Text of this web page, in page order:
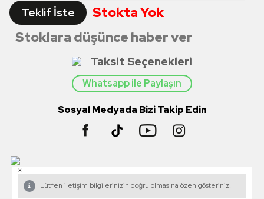
Teklif İste
Stokta Yok
Stoklara düşünce haber ver
Taksit Seçenekleri
Whatsapp ile Paylaşın
Sosyal Medyada Bizi Takip Edin
×
Lütfen iletişim bilgilerinizin doğru olmasına özen gösteriniz.